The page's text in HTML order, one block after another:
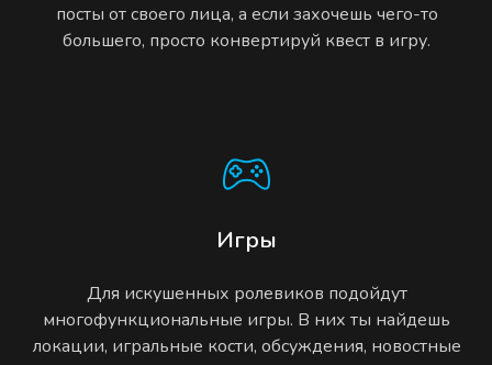
посты от своего лица, а если захочешь чего-то
большего, просто конвертируй квест в игру.
Игры
Для искушенных ролевиков подойдут
многофункциональные игры. В них ты найдешь
локации, игральные кости, обсуждения, новостные